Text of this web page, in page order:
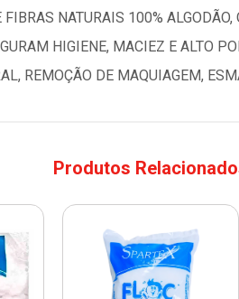
NATURAIS 100%
HIGIENE, MACIEZ E ALTO
REMOÇÃO DE MAQUIAGEM,
Produtos